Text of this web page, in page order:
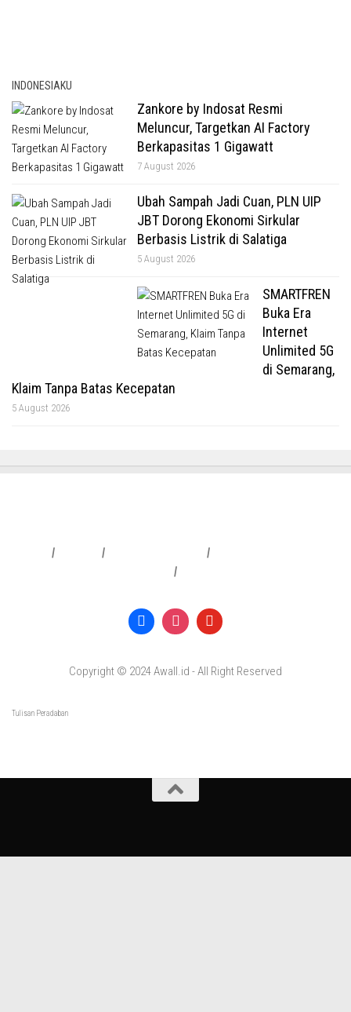
INDONESIAKU
Zankore by Indosat Resmi
Meluncur, Targetkan AI Factory
Berkapasitas 1 Gigawatt
7 August 2026
Ubah Sampah Jadi Cuan, PLN UIP
JBT Dorong Ekonomi Sirkular
Berbasis Listrik di Salatiga
5 August 2026
SMARTFREN
Buka Era
Internet
Unlimited 5G
di Semarang,
Klaim Tanpa Batas Kecepatan
5 August 2026
| | |
|
Copyright © 2024 Awall.id - All Right Reserved
Tulisan Peradaban